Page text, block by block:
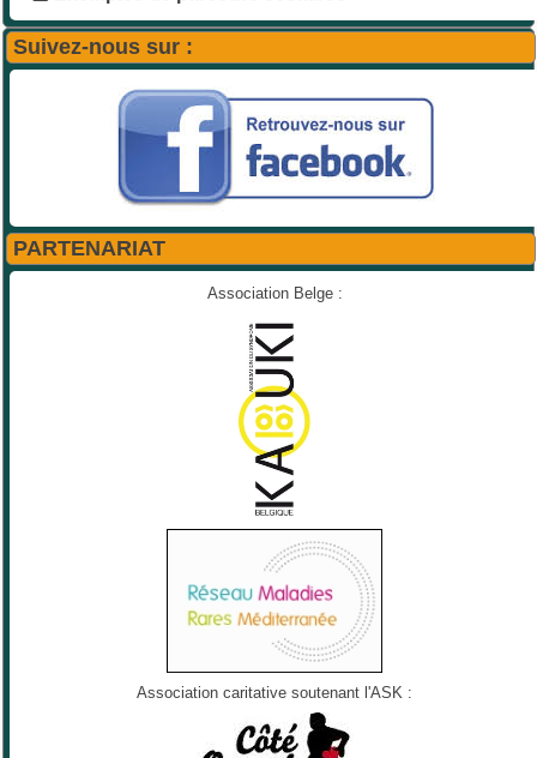
Suivez-nous sur :
PARTENARIAT
Association Belge :
Association caritative soutenant l'ASK :